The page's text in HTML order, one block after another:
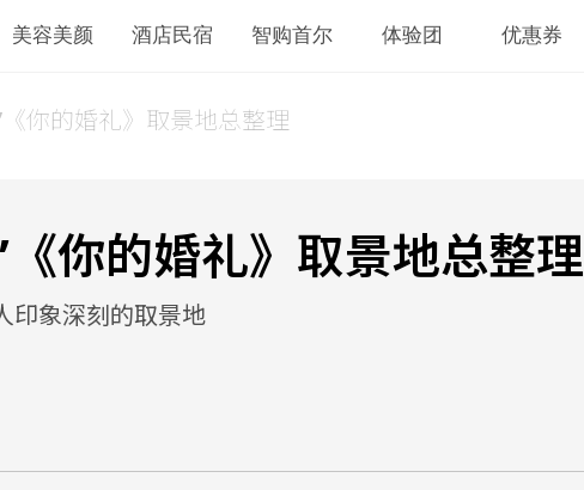
美容美颜 酒店民宿 智购首尔 体验团 优惠券
你的婚礼》取景地总整理
你的婚礼》取景地总整理
印象深刻的取景地